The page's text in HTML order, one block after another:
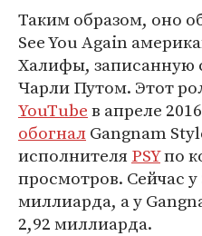
Таким образом, оно
See You Again
Халифы, записанную
Чарли Путом. Этот
YouTubeв апреле
обогналGangnam
исполнителяPSYпо
просмотров. Сейчас у
миллиарда, а у
2,92 миллиарда.